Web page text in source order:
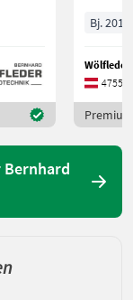
Bj. 2019
Wölfleder
4755
Bernhard